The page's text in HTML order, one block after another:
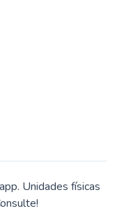
Unidades físicas